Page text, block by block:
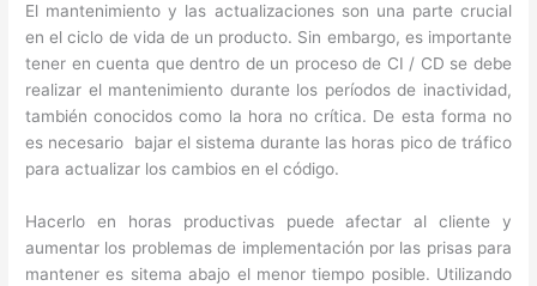
El mantenimiento y las actualizaciones son una parte crucial
en el ciclo de vida de un producto. Sin embargo, es importante
tener en cuenta que dentro de un proceso de CI / CD se debe
realizar el mantenimiento durante los períodos de inactividad,
también conocidos como la hora no crítica. De esta forma no
es necesario bajar el sistema durante las horas pico de tráfico
para actualizar los cambios en el código.
Hacerlo en horas productivas puede afectar al cliente y
aumentar los problemas de implementación por las prisas para
mantener es sitema abajo el menor tiempo posible. Utilizando